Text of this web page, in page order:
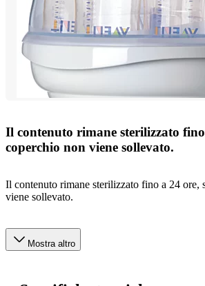
Il contenuto rimane sterilizzato
coperchio non viene sollevato.
Il contenuto rimane sterilizzato fino a 24 ore,
viene sollevato.
Mostra altro